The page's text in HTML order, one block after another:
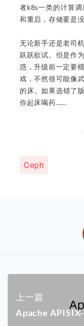
者k8s一类的计算
和重启，存储要是
无论新手还是老司
跃跃欲试。但是作
惑，升级前一定要
戏，不然很可能像
的床。如果选错了
你起床喝药……
Ceph
上一篇
Apache